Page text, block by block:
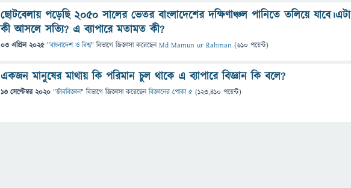
ছোটবেলায় পড়েছি ২০৫০ সালের ভেতর বাংলাদেশের দক্ষিণাঞ্চল পানিতে তলিয়ে যাবে।এটা
কী আসলে সত্যি? এ ব্যাপারে মতামত কী?
03 এপ্রিল 2025 "বাংলাদেশ ও বিশ্ব" বিভাগে জিজ্ঞাসাকরেছেনMd Mamun ur Rahman (610 পয়েন্ট)
একজন মানুষের মাথায় কি পরিমান চুল থাকে এ ব্যাপারে বিজ্ঞান কি বলে?
13 সেপ্টেম্বর 2020 "জীববিজ্ঞান" বিভাগে জিজ্ঞাসাকরেছেনবিজ্ঞানের পোকা ৫ (123,410 পয়েন্ট)